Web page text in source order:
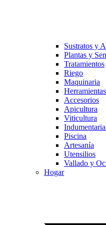
Sustratos y
Plantas y
Tratamientos
Riego
Maquinaria
Herramientas
Accesorios
Apicultura
Viticultura
Piscina
Artesanía
Utensilios
Vallado y
Hogar